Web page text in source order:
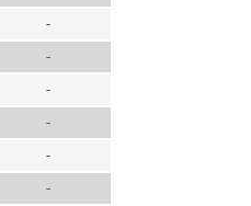
-
-
-
-
-
-